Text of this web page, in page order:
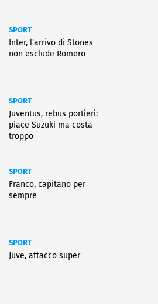
SPORT
Inter, l'arrivo di Stones
non esclude Romero
SPORT
Juventus, rebus portieri:
piace Suzuki ma costa
troppo
SPORT
Franco, capitano per
sempre
SPORT
Juve, attacco super